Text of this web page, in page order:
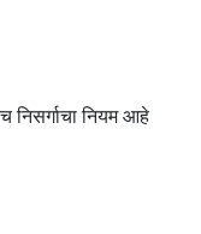
निसर्गाचा नियम आहे